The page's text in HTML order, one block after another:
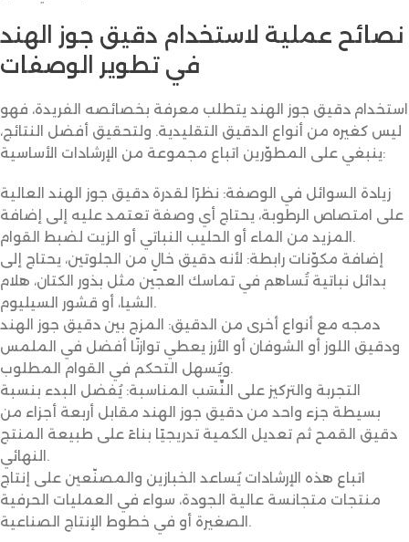
نصائح عملية لاستخدام دقيق جوز الهند
في تطوير الوصفات
استخدام دقيق جوز الهند يتطلب معرفة بخصائصه الفريدة، فهو
ليس كغيره من أنواع الدقيق التقليدية. ولتحقيق أفضل النتائج،
ينبغي على المطوّرين اتباع مجموعة من الإرشادات الأساسية:
زيادة السوائل في الوصفة: نظرًا لقدرة دقيق جوز الهند العالية
على امتصاص الرطوبة، يحتاج أي وصفة تعتمد عليه إلى إضافة
المزيد من الماء أو الحليب النباتي أو الزيت لضبط القوام.
إضافة مكوّنات رابطة: لأنه دقيق خالٍ من الجلوتين، يحتاج إلى
بدائل نباتية تُساهم في تماسك العجين مثل بذور الكتان، هلام
الشيا، أو قشور السيليوم.
دمجه مع أنواع أخرى من الدقيق: المزج بين دقيق جوز الهند
ودقيق اللوز أو الشوفان أو الأرز يعطي توازنًا أفضل في الملمس
ويُسهل التحكم في القوام المطلوب.
التجربة والتركيز على النِّسَب المناسبة: يُفضل البدء بنسبة
بسيطة جزء واحد من دقيق جوز الهند مقابل أربعة أجزاء من
دقيق القمح ثم تعديل الكمية تدريجيًا بناءً على طبيعة المنتج
النهائي.
اتباع هذه الإرشادات يُساعد الخبازين والمصنّعين على إنتاج
منتجات متجانسة عالية الجودة، سواء في العمليات الحرفية
الصغيرة أو في خطوط الإنتاج الصناعية.